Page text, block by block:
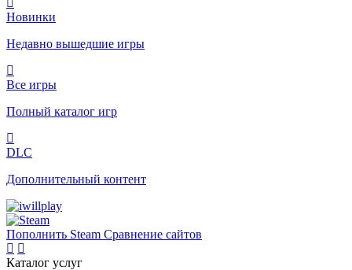
Новинки
Недавно вышедшие игры
Все игры
Полный каталог игр
DLC
Дополнительный контент
Пополнить Steam Сравнение сайтов
Каталог услуг